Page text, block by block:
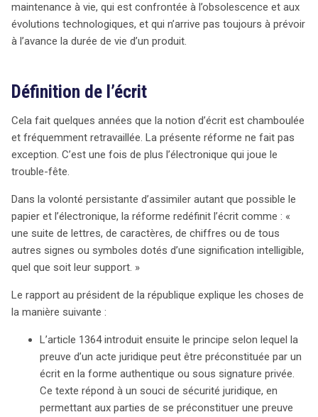
maintenance à vie, qui est confrontée à l’obsolescence et aux
évolutions technologiques, et qui n’arrive pas toujours à prévoir
à l’avance la durée de vie d’un produit.
Définition de l’écrit
Cela fait quelques années que la notion d’écrit est chamboulée
et fréquemment retravaillée. La présente réforme ne fait pas
exception. C’est une fois de plus l’électronique qui joue le
trouble-fête.
Dans la volonté persistante d’assimiler autant que possible le
papier et l’électronique, la réforme redéfinit l’écrit comme : «
une suite de lettres, de caractères, de chiffres ou de tous
autres signes ou symboles dotés d’une signification intelligible,
quel que soit leur support. »
Le rapport au président de la république explique les choses de
la manière suivante :
L’article 1364 introduit ensuite le principe selon lequel la
preuve d’un acte juridique peut être préconstituée par un
écrit en la forme authentique ou sous signature privée.
Ce texte répond à un souci de sécurité juridique, en
permettant aux parties de se préconstituer une preuve